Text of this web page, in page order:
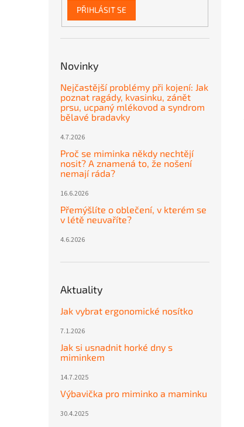
PŘIHLÁSIT SE
Novinky
Nejčastější problémy při kojení: Jak
poznat ragády, kvasinku, zánět
prsu, ucpaný mlékovod a syndrom
bělavé bradavky
4.7.2026
Proč se miminka někdy nechtějí
nosit? A znamená to, že nošení
nemají ráda?
16.6.2026
Přemýšlíte o oblečení, v kterém se
v létě neuvaříte?
4.6.2026
Aktuality
Jak vybrat ergonomické nosítko
7.1.2026
Jak si usnadnit horké dny s
miminkem
14.7.2025
Výbavička pro miminko a maminku
30.4.2025